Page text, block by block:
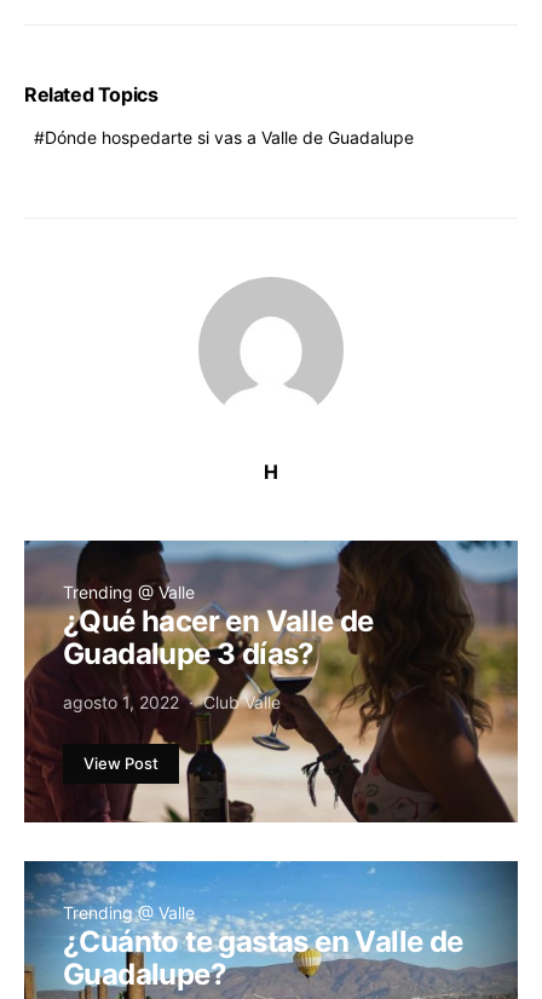
Related Topics
Dónde hospedarte si vas a Valle de Guadalupe
H
Trending @ Valle
¿Qué hacer en Valle de
Guadalupe 3 días?
agosto 1, 2022 Club Valle
View Post
Trending @ Valle
¿Cuánto te gastas en Valle de
Guadalupe?